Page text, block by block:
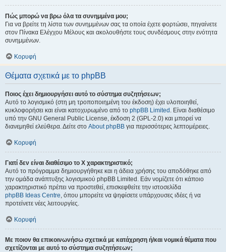
Πώς μπορώ να βρω όλα τα συνημμένα μου;
Για να βρείτε τη λίστα των συνημμένων σας τα οποία έχετε φορτώσει, πηγαίνετε
στον Πίνακα Ελέγχου Μέλους και ακολουθήστε τους συνδέσμους στην ενότητα
συνημμένων.
Κορυφή
Θέματα σχετικά με το phpBB
Ποιος έχει δημιουργήσει αυτό το σύστημα συζητήσεων;
Αυτό το λογισμικό (στη μη τροποποιημένη του έκδοση) έχει υλοποιηθεί,
κυκλοφορήσει και είναι κατοχυρωμένο από το phpBB Limited . Είναι διαθέσιμο
υπό την GNU General Public License, έκδοση 2 (GPL-2.0) και μπορεί να
διανεμηθεί ελεύθερα. Δείτε στο About phpBB για περισσότερες λεπτομέρειες.
Κορυφή
Γιατί δεν είναι διαθέσιμο το Χ χαρακτηριστικό;
Αυτό το πρόγραμμα δημιουργήθηκε και η άδεια χρήσης του αποδόθηκε από
την ομάδα ανάπτυξης λογισμικού phpBB Limited. Εάν νομίζετε ότι κάποιο
χαρακτηριστικό πρέπει να προστεθεί, επισκεφθείτε την ιστοσελίδα
phpBB Ideas Centre, όπου μπορείτε να ψηφίσετε υπάρχουσες ιδέες ή να
προτείνετε νέες λειτουργίες.
Κορυφή
Με ποιον θα επικοινωνήσω σχετικά με κατάχρηση ή/και νομικά θέματα που
σχετίζονται με αυτό το σύστημα συζητήσεων;